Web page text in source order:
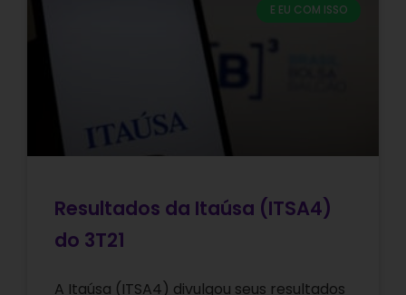
E EU COM ISSO
Resultados da Itaúsa (ITSA4)
do 3T21
A Itaúsa (ITSA4) divulgou seus resultados